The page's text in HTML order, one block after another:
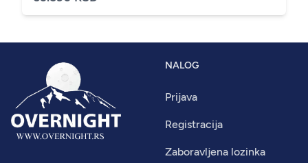
NALOG
Prijava
Registracija
Zaboravljena lozinka